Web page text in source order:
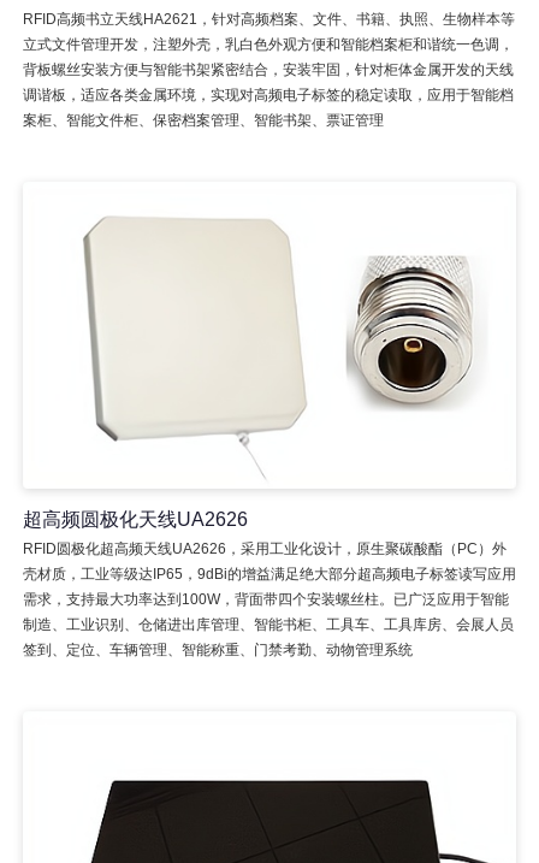
RFID高频书立天线HA2621，针对高频档案、文件、书籍、执照、生物样本等
立式文件管理开发，注塑外壳，乳白色外观方便和智能档案柜和谐统一色调，
背板螺丝安装方便与智能书架紧密结合，安装牢固，针对柜体金属开发的天线
调谐板，适应各类金属环境，实现对高频电子标签的稳定读取，应用于智能档
案柜、智能文件柜、保密档案管理、智能书架、票证管理
超高频圆极化天线UA2626
RFID圆极化超高频天线UA2626，采用工业化设计，原生聚碳酸酯（PC）外
壳材质，工业等级达IP65，9dBi的增益满足绝大部分超高频电子标签读写应用
需求，支持最大功率达到100W，背面带四个安装螺丝柱。已广泛应用于智能
制造、工业识别、仓储进出库管理、智能书柜、工具车、工具库房、会展人员
签到、定位、车辆管理、智能称重、门禁考勤、动物管理系统